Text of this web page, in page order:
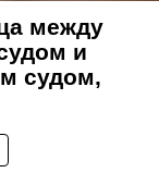
между
и
судом,